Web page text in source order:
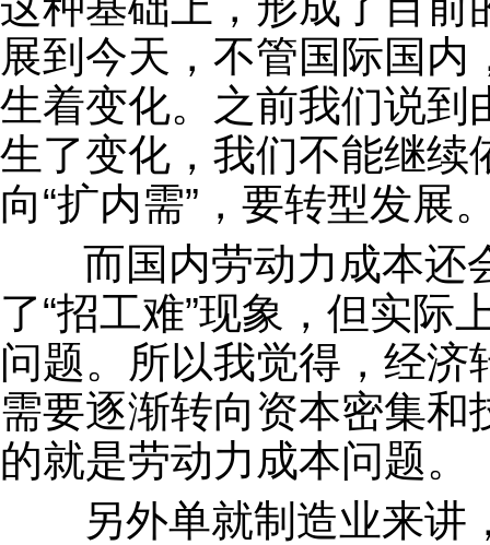
展到今天，不管国际国内
生着变化。之前我们说到
生了变化，我们不能继续
向“扩内需”，要转型发展
而国内劳动力成本还
了“招工难”现象，但实际
问题。所以我觉得，经
需要逐渐转向资本密集
的就是劳动力成本问题。
另外单就制造业来讲